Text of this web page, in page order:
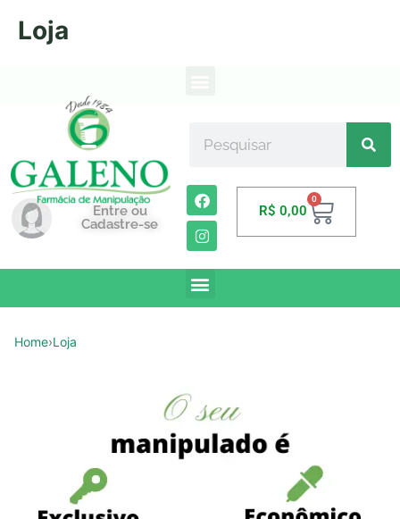
Loja
Entre ou
Cadastre-se
R$ 0,00
0
Home›Loja